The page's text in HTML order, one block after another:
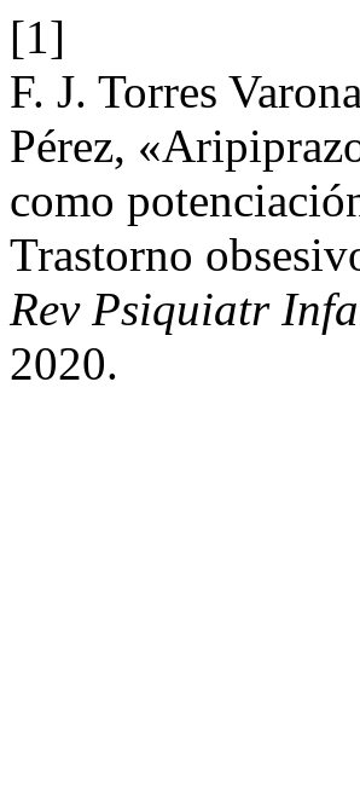
[1]
F. J. Torres
Pérez,
como
Trastorno
Rev Psiquiatr
2020.